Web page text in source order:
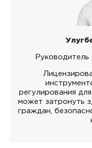
Руководитель
регулирования
может затронуть
граждан,